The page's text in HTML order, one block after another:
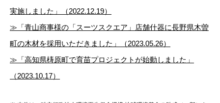
実施しました」（2022.12.19）
≫「青山商事様の「スーツスクエア」店舗什器に長野県木曽
町の木材を採用いただきました」（2023.05.26）
≫「高知県梼原町で育苗プロジェクトが始動しました」
（2023.10.17）